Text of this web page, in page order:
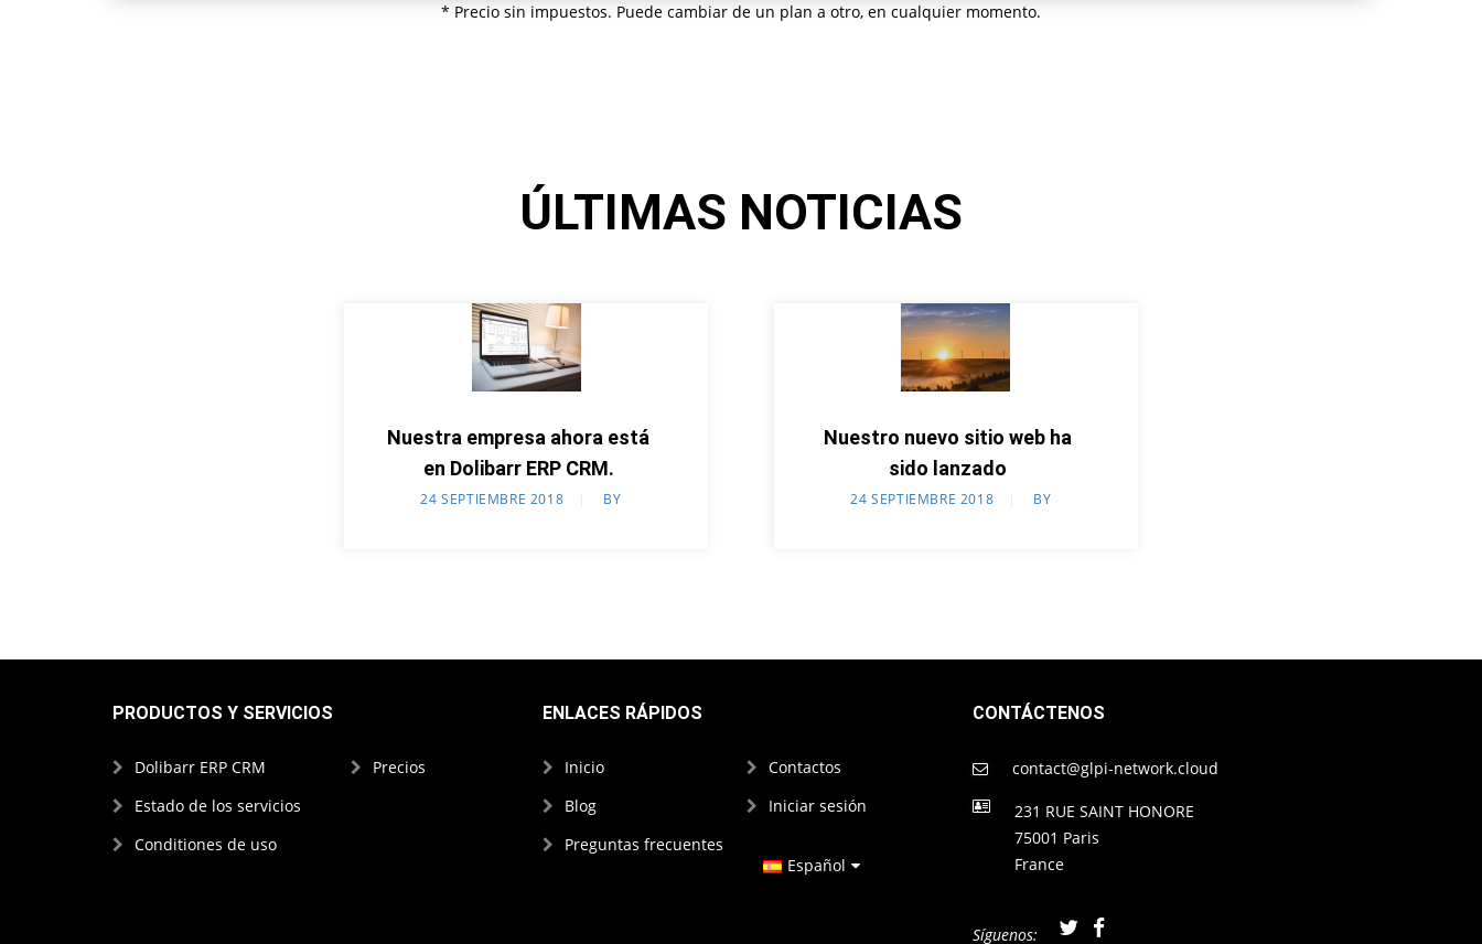
* Precio sin impuestos. Puede cambiar de un plan a otro, en cualquier momento.
ÚLTIMAS NOTICIAS
Nuestra empresa ahora está
en Dolibarr ERP CRM.
24 SEPTIEMBRE 2018 BY
Nuestro nuevo sitio web ha
sido lanzado
24 SEPTIEMBRE 2018 BY
PRODUCTOS Y SERVICIOS
Dolibarr ERP CRM
Estado de los servicios
Conditiones de uso
Precios
ENLACES RÁPIDOS
Inicio
Blog
Preguntas frecuentes
Contactos
Iniciar sesión
Español
CONTÁCTENOS
contact@glpi-network.cloud
231 RUE SAINT HONORE
75001 Paris
France
Síguenos: